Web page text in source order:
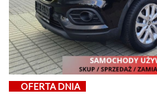
OFERTA DNIA